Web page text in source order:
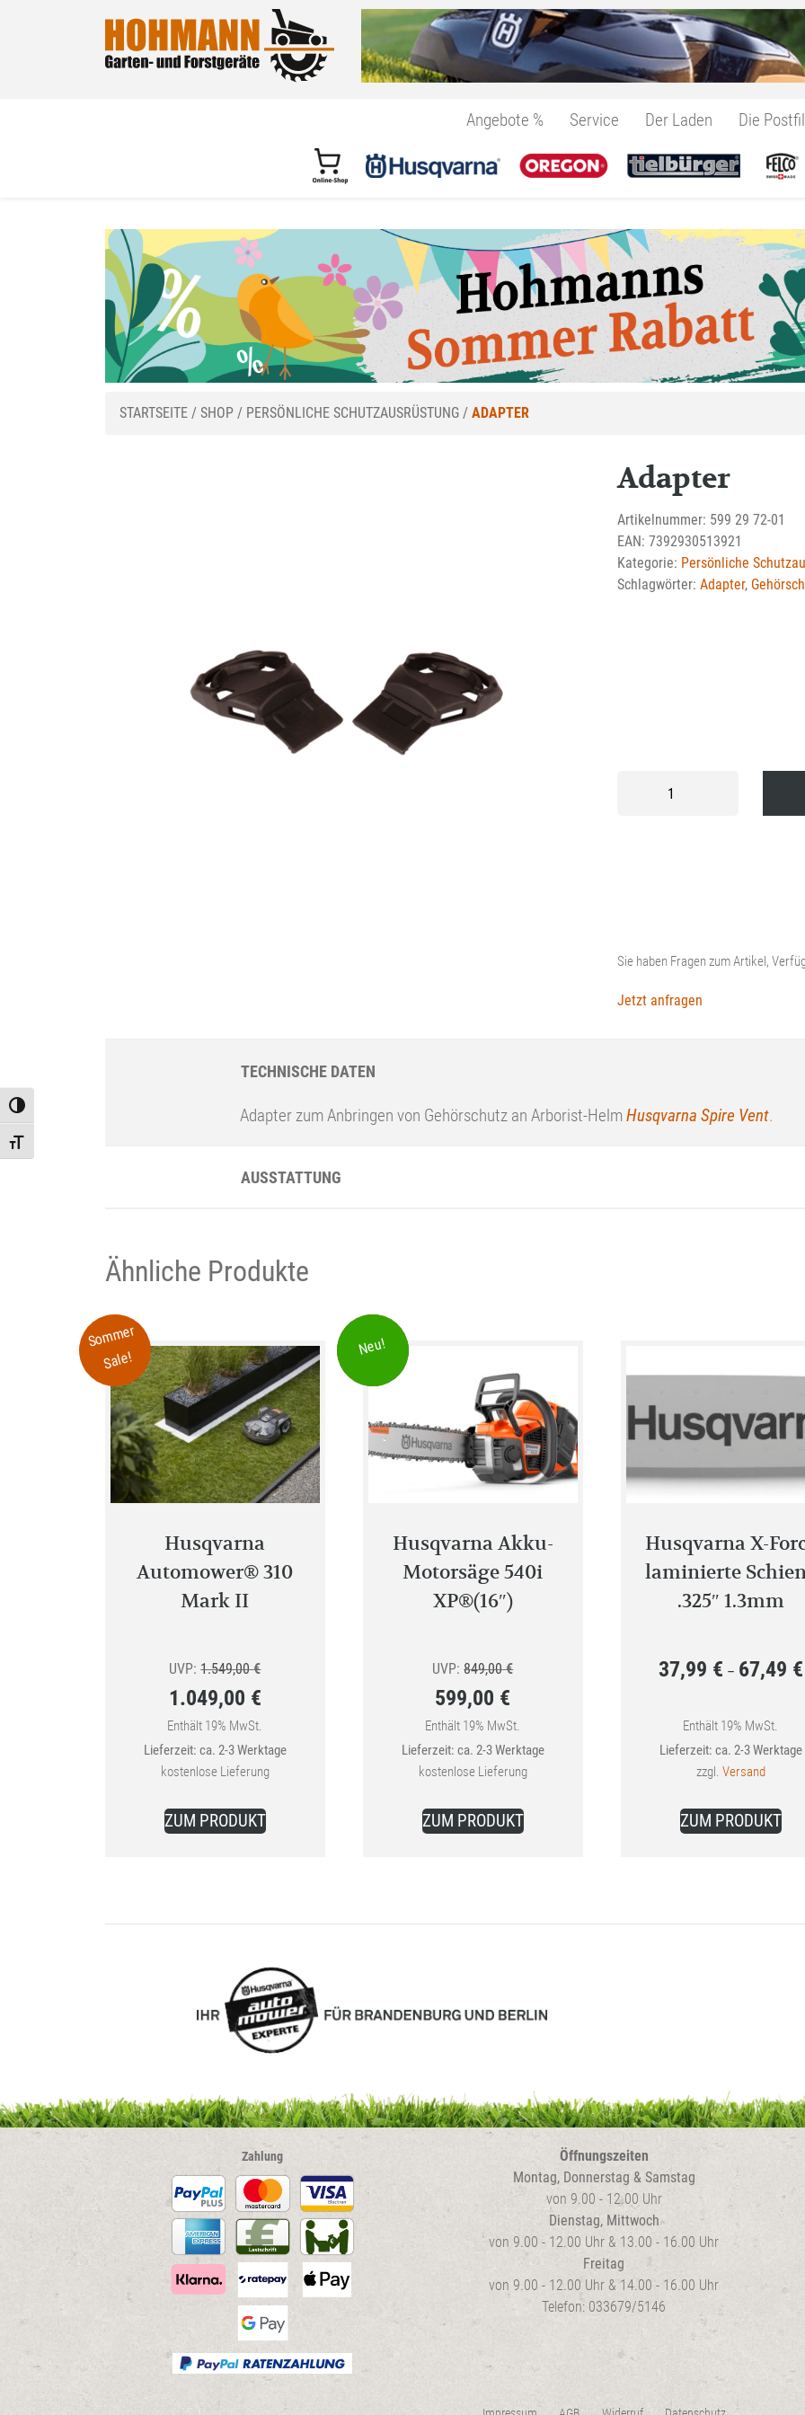
Toggle High Contrast
Toggle Font size
Angebote % Service Der Laden Die
STARTSEITE / SHOP / PERSÖNLICHE SCHUTZAUSRÜSTUNG / ADAPTER
Adapter
Artikelnummer: 599 29 72-01
EAN: 7392930513921
Kategorie: Persönliche
Schlagwörter: Adapter,
Sie haben Fragen zum Artikel,
Jetzt anfragen
TECHNISCHE DATEN
Adapter zum Anbringen von Gehörschutz an Arborist-Helm Husqvarna Spire Vent.
AUSSTATTUNG
Ähnliche Produkte
Sommer
Sale!
Husqvarna
Automower® 310
Mark II
UVP: 1.549,00€Ursprünglicher
Preis
war:
1.549,00 €
1.049,00 €
Aktueller
Preis
1.049,00 €.
Enthält 19% MwSt.
Lieferzeit: ca. 2-3 Werktage
kostenlose Lieferung
ZUM PRODUKT
Sommer
Sale!
Neu!
Husqvarna Akku-
Motorsäge 540i
XP®(16″)
UVP: 849,00€Ursprünglicher
war:
849,00 €
599,00 €
Aktueller
Preis
599,00 €.
Enthält 19% MwSt.
Lieferzeit: ca. 2-3 Werktage
kostenlose Lieferung
ZUM PRODUKT
Husqvarna X-
laminierte
.325″ 1.3mm
37,99 € – 67,49 €
Enthält 19% MwSt.
Lieferzeit: ca. 2-3 Werktage
zzgl. Versand
ZUM PRODUKT
Zahlung
Öffnungszeiten
Montag, Donnerstag & Samstag
von 9.00 - 12.00 Uhr
Dienstag, Mittwoch
von 9.00 - 12.00 Uhr & 13.00 - 16.00 Uhr
Freitag
von 9.00 - 12.00 Uhr & 14.00 - 16.00 Uhr
Telefon: 033679/5146